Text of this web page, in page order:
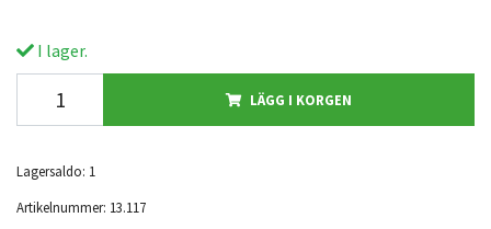
I lager.
LÄGG I KORGEN
Lagersaldo: 1
Artikelnummer: 13.117